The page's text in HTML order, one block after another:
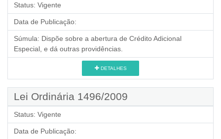
Status: Vigente
Data de Publicação:
Súmula: Dispõe sobre a abertura de Crédito Adicional
Especial, e dá outras providências.
DETALHES
Lei Ordinária 1496/2009
Status: Vigente
Data de Publicação: